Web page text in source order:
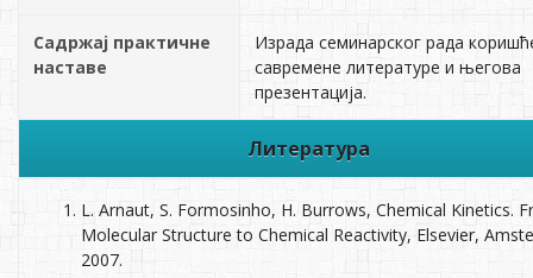
Садржај практичне
наставе
Израда семинарског рада
савремене литературе и његова
презентација.
Литература
L. Arnaut, S. Formosinho, H. Burrows, Chemical Kinetics.
Molecular Structure to Chemical Reactivity, Elsevier,
2007.